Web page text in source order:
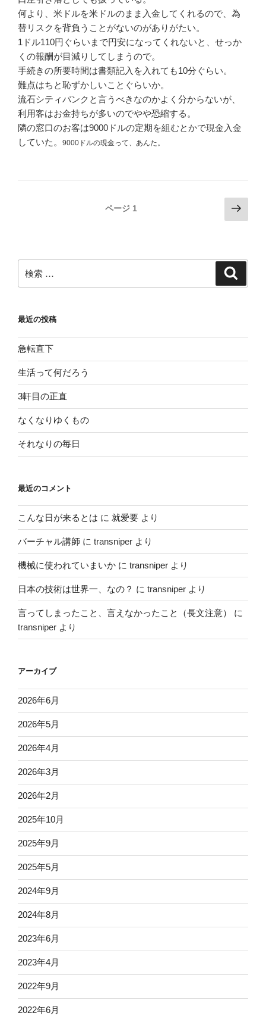
何より、米ドルを米ドルのまま入金してくれるので、為
替リスクを背負うことがないのがありがたい。
1ドル110円ぐらいまで円安になってくれないと、せっか
くの報酬が目減りしてしまうので。
手続きの所要時間は書類記入を入れても10分ぐらい。
難点はちと恥ずかしいことぐらいか。
流石シティバンクと言うべきなのかよく分からないが、
利用客はお金持ちが多いのでやや恐縮する。
隣の窓口のお客は9000ドルの定期を組むとかで現金入金
していた。
9000ドルの現金って、あんた。
ゲ
ー
ョ
ン
ページ 1
次
の
ジ
索:
最近の投稿
急転直下
生活って何だろう
3軒目の正直
なくなりゆくもの
それなりの毎日
最近のコメント
こんな日が来るとは に 就爱要 より
バーチャル講師 に transniper より
機械に使われていまいか に transniper より
日本の技術は世界一、なの？ に transniper より
言ってしまったこと、言えなかったこと（長文注意）
に
transniper より
アーカイブ
2026年6月
2026年5月
2026年4月
2026年3月
2026年2月
2025年10月
2025年9月
2025年5月
2024年9月
2024年8月
2023年6月
2023年4月
2022年9月
2022年6月